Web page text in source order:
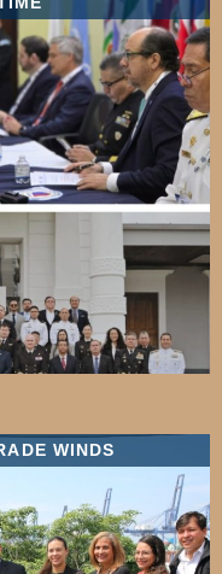
WINDS